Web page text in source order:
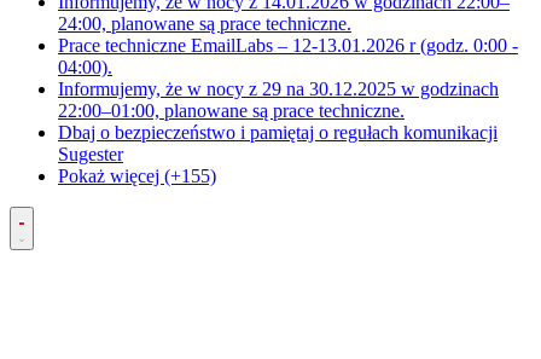
24:00, planowane są prace techniczne.
Prace techniczne EmailLabs – 12-13.01.2026 r (godz. 0:00 -
04:00).
Informujemy, że w nocy z 29 na 30.12.2025 w godzinach
22:00–01:00, planowane są prace techniczne.
Dbaj o bezpieczeństwo i pamiętaj o regułach komunikacji
Sugester
Pokaż więcej (+155)